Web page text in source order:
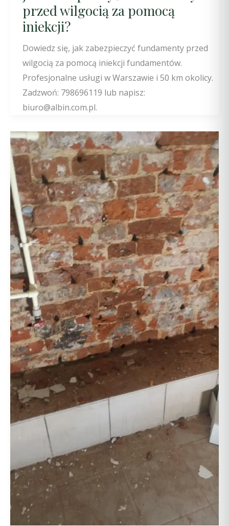
przed wilgocią za pomocą
iniekcji?
Dowiedz się, jak zabezpieczyć fundamenty przed
wilgocią za pomocą iniekcji fundamentów.
Profesjonalne usługi w Warszawie i 50 km okolicy.
Zadzwoń: 798696119 lub napisz:
biuro@albin.com.pl.